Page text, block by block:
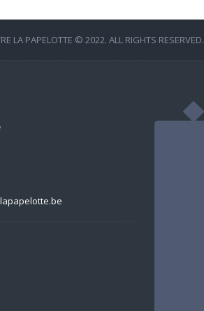
LA PAPELOTTE © 2022. ALL RIGHTS RESERVED.